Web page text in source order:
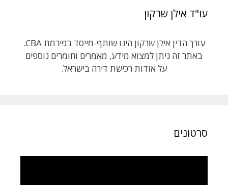
עו"ד אילן שרקון
עורך הדין אילן שרקון הינו שותף-מייסד בפירמת CBA.
באתר זה ניתן למצוא מידע, מאמרים וחומרים נוספים
על אודות רכישת דירה בישראל.
סרטונים